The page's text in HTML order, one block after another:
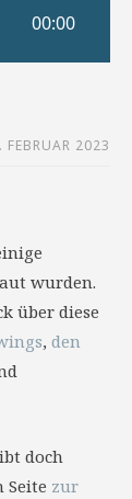
FEBRUAR 2023
wurden.
über diese
, den
doch
Seite zur